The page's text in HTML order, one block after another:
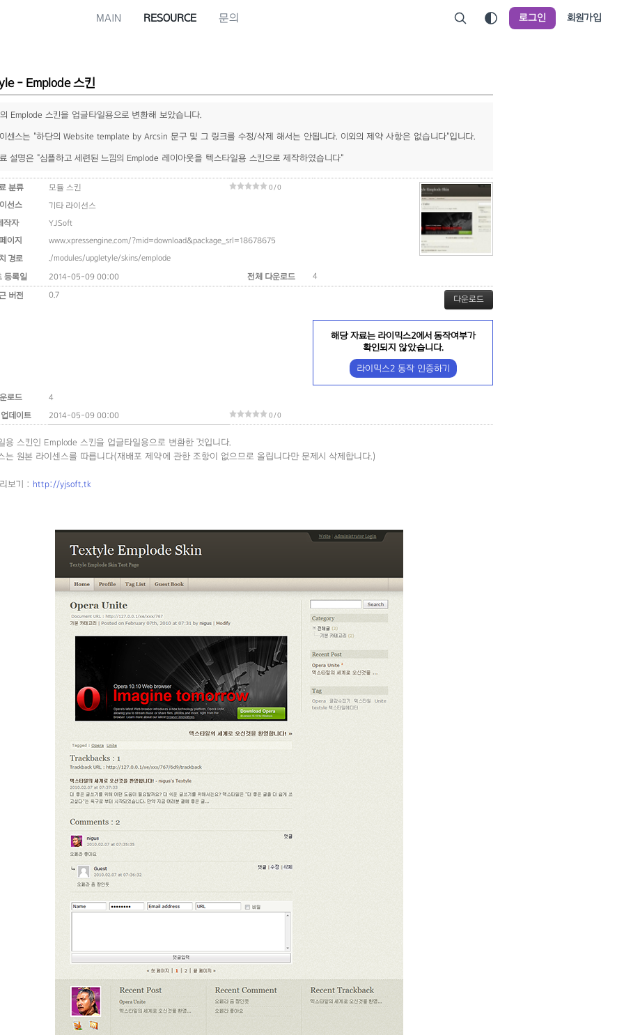
MAIN RESOURCE 문의 로그인 회원가입
- Emplode 스킨
Emplode 스킨을 업글타일용으로 변환해 보았습니다.
센스는 "하단의 Website template by Arcsin 문구 및 그 링크를 수정/삭제 해서는 안됩니다. 이외의 제약 사항은 없습니다"입니다.
설명은 "심플하고 세련된 느낌의 Emplode 레이아웃을 텍스타일용 스킨으로 제작하였습니다"
분류 모듈 스킨 0 / 0
선스
기타 라이선스
작자
YJSoft
이지
www.xpressengine.com/?mid=download&package_srl=18678675
경로
./modules/upgletyle/skins/emplode
등록일
2014-05-09 00:00 전체 다운로드
4
버전
0.7 다운로드
해당 자료는 라이믹스2에서 동작여부가
확인되지 않았습니다.
라이믹스2 동작 인증하기
로드
4
데이트
2014-05-09 00:00 0 / 0
용 스킨인 Emplode 스킨을 업글타일용으로 변환한 것입니다.
는 원본 라이센스를 따릅니다(재배포 제약에 관한 조항이 없으므로 올립니다만 문제시 삭제합니다.)
보기 : http://yjsoft.tk